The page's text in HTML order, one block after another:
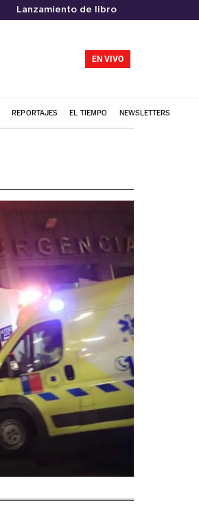
Lanzamiento de libro
EN VIVO
REPORTAJES EL TIEMPO NEWSLETTERS